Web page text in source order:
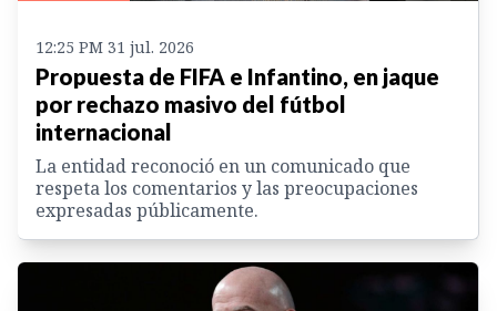
12:25 PM 31 jul. 2026
Propuesta de FIFA e Infantino, en jaque
por rechazo masivo del fútbol
internacional
La entidad reconoció en un comunicado que
respeta los comentarios y las preocupaciones
expresadas públicamente.